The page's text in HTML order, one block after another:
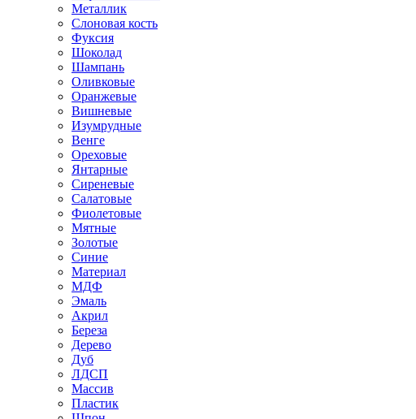
Металлик
Слоновая кость
Фуксия
Шоколад
Шампань
Оливковые
Оранжевые
Вишневые
Изумрудные
Венге
Ореховые
Янтарные
Сиреневые
Салатовые
Фиолетовые
Мятные
Золотые
Синие
Материал
МДФ
Эмаль
Акрил
Береза
Дерево
Дуб
ЛДСП
Массив
Пластик